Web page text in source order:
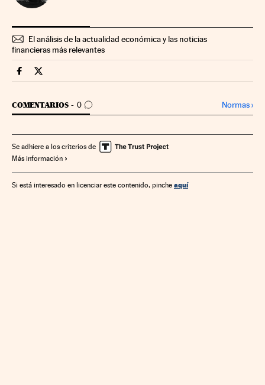
El análisis de la actualidad económica y las noticias
financieras más relevantes
Economia Cinco Días en Facebook
Economia Cinco Días en Twitter
COMENTARIOS 0
IR A LOS COMENTARIOS Normas›
Se adhiere a los criterios de
Más información
Si está interesado en licenciar este contenido, pinche aquí